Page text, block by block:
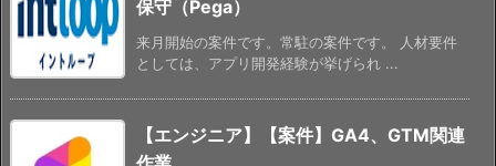
保守（Pega）
来月開始の案件です。常駐の案件です。 人材要件
としては、アプリ開発経験が挙げられ ...
【エンジニア】【案件】GA4、GTM関連